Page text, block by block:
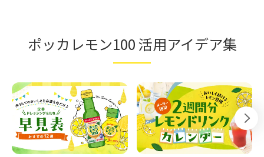
ポッカレモン100 活用アイデア集